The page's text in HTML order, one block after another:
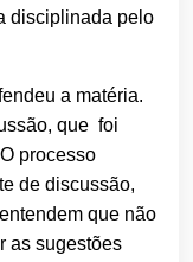
disciplinada pelo
a matéria.
que foi
processo
de discussão,
que não
as sugestões